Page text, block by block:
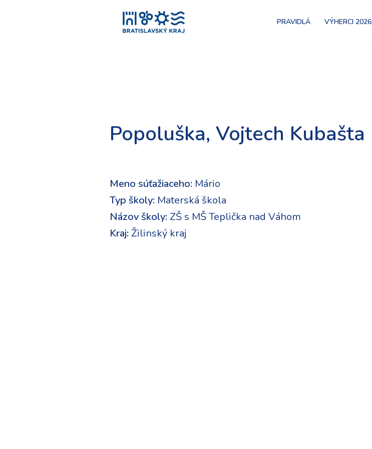
PRAVIDLÁ VÝHERCI 2026
Popoluška, Vojtech Kubašta
Meno súťažiaceho: Mário
Typ školy: Materská škola
Názov školy: ZŠ s MŠ Teplička nad Váhom
Kraj: Žilinský kraj